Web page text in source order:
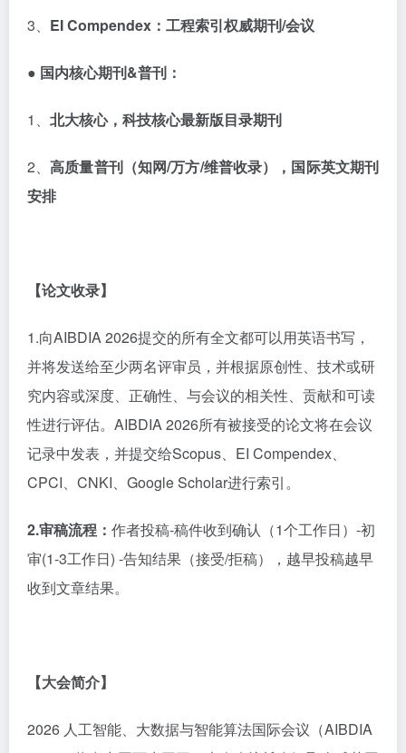
3、 EI Compendex ：工程索引权威期刊/会议
● 国内核心期刊&普刊：
1、 北大核心，科技核心最新版目录期刊
2、高质量普刊（知网/万方/维普收录），国际英文期刊
安排
【论文收录】
1.向AIBDIA 2026提交的所有全文都可以用英语书写，
并将发送给至少两名评审员，并根据原创性、技术或研
究内容或深度、正确性、与会议的相关性、贡献和可读
性进行评估。AIBDIA 2026所有被接受的论文将在会议
记录中发表，并提交给Scopus、EI Compendex、
CPCI、CNKI、Google Scholar进行索引。
2.审稿流程： 作者投稿-稿件收到确认（1个工作日）-初
审(1-3工作日) -告知结果（接受/拒稿），越早投稿越早
收到文章结果。
【大会简介】
2026 人工智能、大数据与智能算法国际会议（AIBDIA